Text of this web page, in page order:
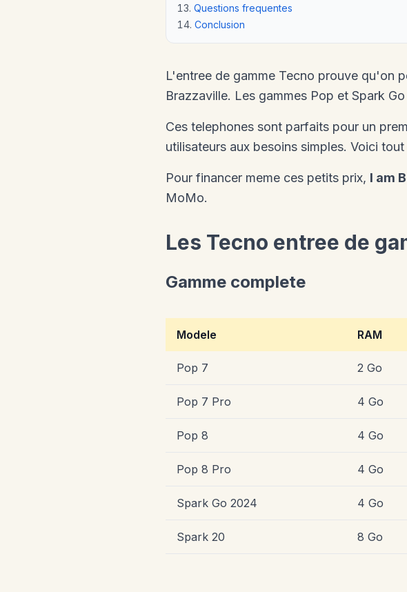
Questions frequentes
Conclusion
L'entree de gamme Tecno prouve qu'on
Brazzaville. Les gammes Pop et Spark
Ces telephones sont parfaits pour un
utilisateurs aux besoins simples. Voici
Pour financer meme ces petits prix, I am
MoMo.
Les Tecno entree de
Gamme complete
Modele RAM
Pop 7 2 Go
Pop 7 Pro 4 Go
Pop 8 4 Go
Pop 8 Pro 4 Go
Spark Go 2024 4 Go
Spark 20 8 Go